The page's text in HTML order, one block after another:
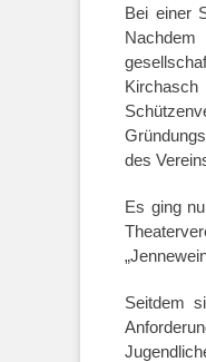
Bei einer
des
Es ging
Seitdem